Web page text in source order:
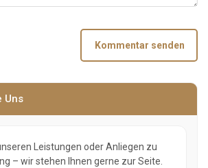
Kommentar senden
Uns
Leistungen oder Anliegen zu
– wir stehen Ihnen gerne zur Seite.